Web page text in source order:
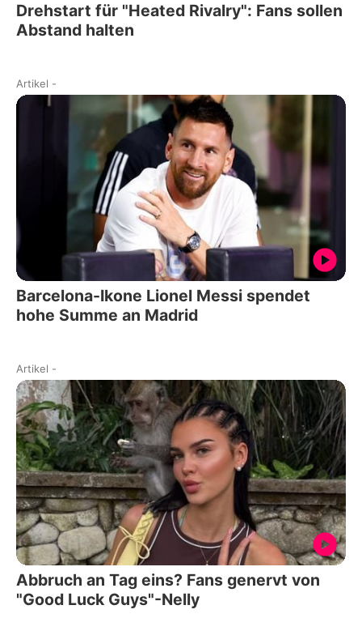
Drehstart für "Heated Rivalry": Fans sollen
Abstand halten
Artikel -
Barcelona-Ikone Lionel Messi spendet
hohe Summe an Madrid
Artikel -
Abbruch an Tag eins? Fans genervt von
"Good Luck Guys"-Nelly